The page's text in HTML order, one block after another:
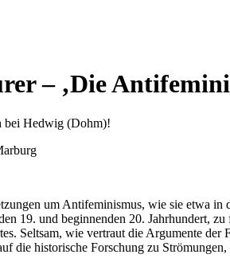
– ‚Die
bei Hedwig (Dohm)!
um Antifeminismus, wie sie etwa
19. und beginnenden 20.
Seltsam, wie vertraut die Argumente
die historische Forschung zu